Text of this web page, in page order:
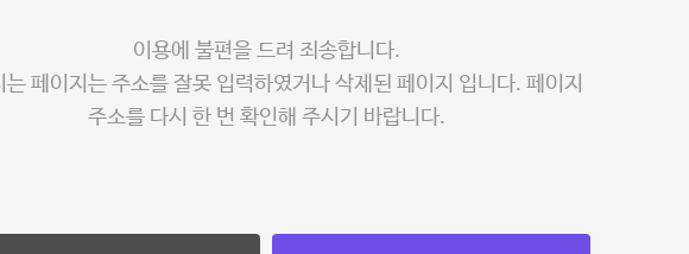
이용에 불편을 드려 죄송합니다.
는 페이지는 주소를 잘못 입력하였거나 삭제된 페이지 입니다. 페이지
주소를 다시 한 번 확인해 주시기 바랍니다.